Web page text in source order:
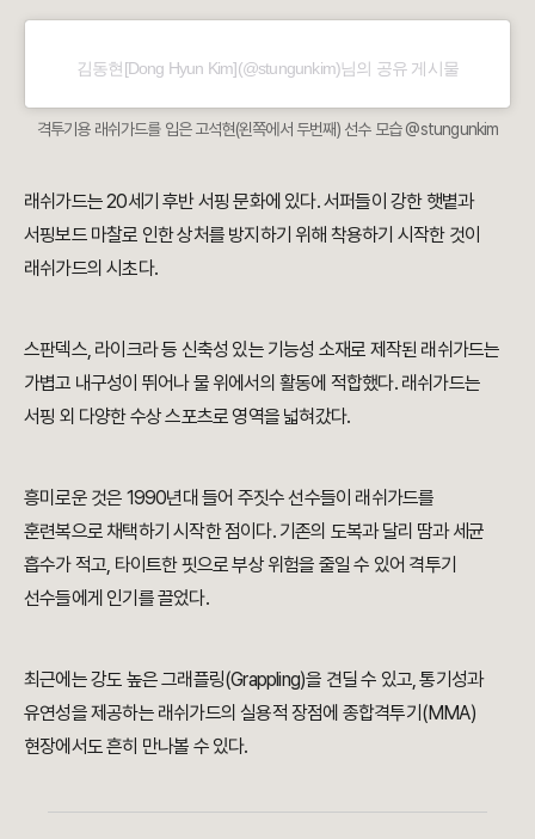
김동현[Dong Hyun Kim](@stungunkim)님의 공유 게시물
격투기용 래쉬가드를 입은 고석현(왼쪽에서 두번째) 선수 모습 @stungunkim
래쉬가드는 20세기 후반 서핑 문화에 있다. 서퍼들이 강한 햇볕과
서핑보드 마찰로 인한 상처를 방지하기 위해 착용하기 시작한 것이
래쉬가드의 시초다.
스판덱스, 라이크라 등 신축성 있는 기능성 소재로 제작된 래쉬가드는
가볍고 내구성이 뛰어나 물 위에서의 활동에 적합했다. 래쉬가드는
서핑 외 다양한 수상 스포츠로 영역을 넓혀갔다.
흥미로운 것은 1990년대 들어 주짓수 선수들이 래쉬가드를
훈련복으로 채택하기 시작한 점이다. 기존의 도복과 달리 땀과 세균
흡수가 적고, 타이트한 핏으로 부상 위험을 줄일 수 있어 격투기
선수들에게 인기를 끌었다.
최근에는 강도 높은 그래플링(Grappling)을 견딜 수 있고, 통기성과
유연성을 제공하는 래쉬가드의 실용적 장점에 종합격투기(MMA)
현장에서도 흔히 만나볼 수 있다.